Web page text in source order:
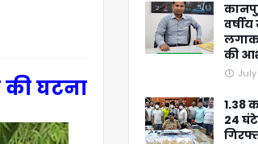
की घटना
की
July
1.38
24